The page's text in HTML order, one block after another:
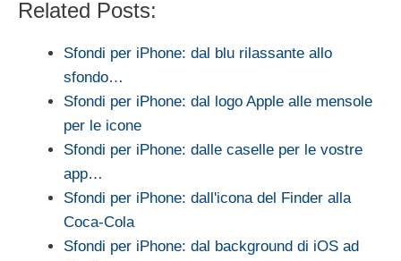
Related Posts:
Sfondi per iPhone: dal blu rilassante allo
sfondo…
Sfondi per iPhone: dal logo Apple alle mensole
per le icone
Sfondi per iPhone: dalle caselle per le vostre
app…
Sfondi per iPhone: dall'icona del Finder alla
Coca-Cola
Sfondi per iPhone: dal background di iOS ad